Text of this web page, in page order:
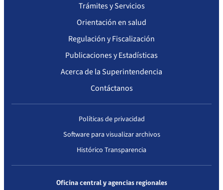
Trámites y Servicios
Orientación en salud
Regulación y Fiscalización
Publicaciones y Estadísticas
Acerca de la Superintendencia
Contáctanos
Políticas de privacidad
Software para visualizar archivos
Histórico Transparencia
Oficina central y agencias regionales